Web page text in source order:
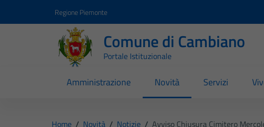
Regione Piemonte
Comune di Cambiano
Portale Istituzionale
Amministrazione Novità Servizi
Home / Novità / Notizie / Avviso Chiusura Cimitero